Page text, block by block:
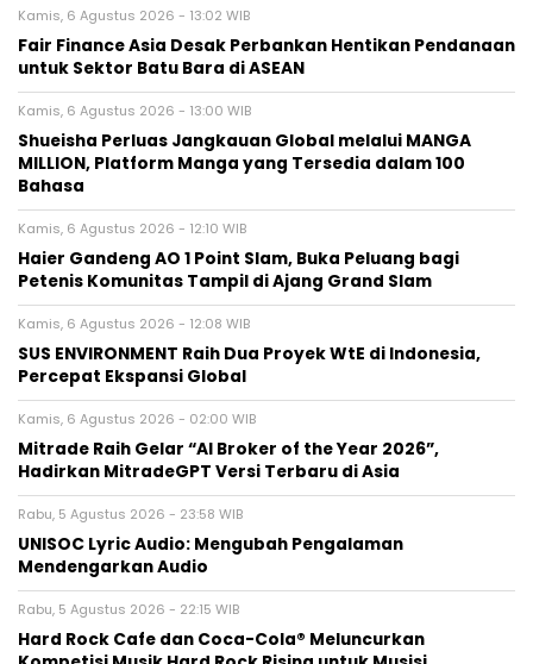
Kamis, 6 Agustus 2026 - 13:02 WIB
Fair Finance Asia Desak Perbankan Hentikan Pendanaan
untuk Sektor Batu Bara di ASEAN
Kamis, 6 Agustus 2026 - 13:00 WIB
Shueisha Perluas Jangkauan Global melalui MANGA
MILLION, Platform Manga yang Tersedia dalam 100
Bahasa
Kamis, 6 Agustus 2026 - 12:10 WIB
Haier Gandeng AO 1 Point Slam, Buka Peluang bagi
Petenis Komunitas Tampil di Ajang Grand Slam
Kamis, 6 Agustus 2026 - 12:08 WIB
SUS ENVIRONMENT Raih Dua Proyek WtE di Indonesia,
Percepat Ekspansi Global
Kamis, 6 Agustus 2026 - 02:00 WIB
Mitrade Raih Gelar “AI Broker of the Year 2026”,
Hadirkan MitradeGPT Versi Terbaru di Asia
Rabu, 5 Agustus 2026 - 23:58 WIB
UNISOC Lyric Audio: Mengubah Pengalaman
Mendengarkan Audio
Rabu, 5 Agustus 2026 - 22:15 WIB
Hard Rock Cafe dan Coca-Cola® Meluncurkan